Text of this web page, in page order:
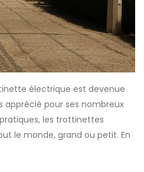
électrique est devenue
pour ses nombreux
les trottinettes
le monde, grand ou petit. En